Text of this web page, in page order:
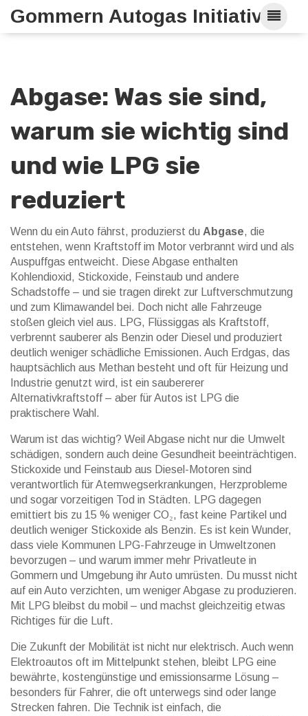
Gommern Autogas Initiative
Abgase: Was sie sind,
warum sie wichtig sind
und wie LPG sie
reduziert
Wenn du ein Auto fährst, produzierst du Abgase, die
entstehen, wenn Kraftstoff im Motor verbrannt wird und als
Auspuffgas entweicht. Diese Abgase enthalten
Kohlendioxid, Stickoxide, Feinstaub und andere
Schadstoffe – und sie tragen direkt zur Luftverschmutzung
und zum Klimawandel bei. Doch nicht alle Fahrzeuge
stoßen gleich viel aus.
LPG, Flüssiggas als Kraftstoff,
verbrennt sauberer als Benzin oder Diesel und produziert
deutlich weniger schädliche Emissionen. Auch Erdgas, das
hauptsächlich aus Methan besteht und oft für Heizung und
Industrie genutzt wird, ist ein saubererer
Alternativkraftstoff – aber für Autos ist LPG die
praktischere Wahl.
Warum ist das wichtig? Weil Abgase nicht nur die Umwelt
schädigen, sondern auch deine Gesundheit beeinträchtigen.
Stickoxide und Feinstaub aus Diesel-Motoren sind
verantwortlich für Atemwegserkrankungen, Herzprobleme
und sogar vorzeitigen Tod in Städten. LPG dagegen
emittiert bis zu 15 % weniger CO₂, fast keine Partikel und
deutlich weniger Stickoxide als Benzin. Es ist kein Wunder,
dass viele Kommunen LPG-Fahrzeuge in Umweltzonen
bevorzugen – und warum immer mehr Privatleute in
Gommern und Umgebung ihr Auto umrüsten. Du musst nicht
auf ein Auto verzichten, um weniger Abgase zu produzieren.
Mit LPG bleibst du mobil – und machst gleichzeitig etwas
Richtiges für die Luft.
Die Zukunft der Mobilität ist nicht nur elektrisch. Auch wenn
Elektroautos oft im Mittelpunkt stehen, bleibt LPG eine
bewährte, kostengünstige und emissionsarme Lösung –
besonders für Fahrer, die oft unterwegs sind oder lange
Strecken fahren. Die Technik ist einfach, die